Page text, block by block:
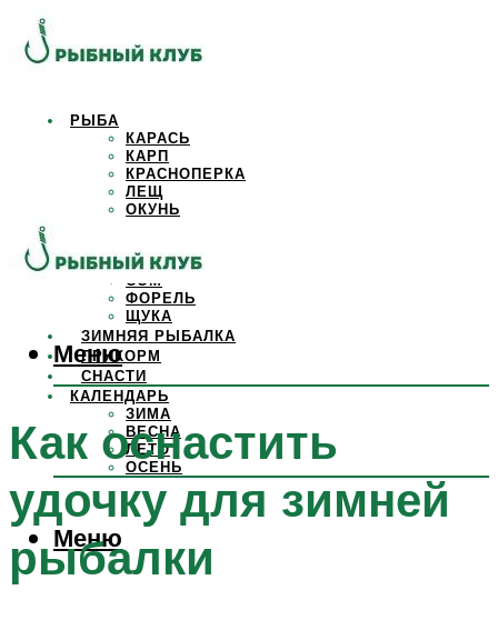
РЫБА
КАРАСЬ
КАРП
КРАСНОПЕРКА
ЛЕЩ
ОКУНЬ
САЗАН
СОМ
ФОРЕЛЬ
ЩУКА
ЗИМНЯЯ РЫБАЛКА
ПРИКОРМ
СНАСТИ
КАЛЕНДАРЬ
ЗИМА
ВЕСНА
ЛЕТО
ОСЕНЬ
Меню
Меню
Как оснастить
удочку для зимней
рыбалки